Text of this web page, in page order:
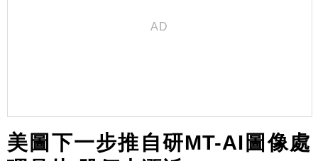
美圖下一步推自研MT-AI圖像處